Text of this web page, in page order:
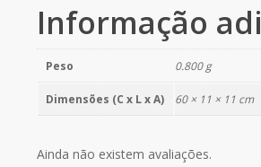
Informação
Peso 0.800 g
Dimensões (C x L x A) 60 × 11 × 11 cm
Ainda não existem avaliações.